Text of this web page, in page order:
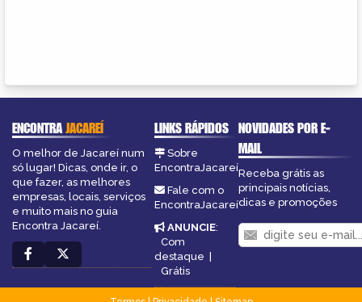
ENCONTRAJACAREÍ
O melhor de Jacareí num
só lugar! Dicas, onde ir, o
que fazer, as melhores
empresas, locais, serviços
e muito mais no guia
Encontra Jacareí.
LINKS RÁPIDOS
Sobre
EncontraJacareí
Fale com o
EncontraJacareí
ANUNCIE:
Com
destaque |
Grátis
NOVIDADES POR E-
MAIL
Receba grátis as
principais notícias,
dicas e promoções